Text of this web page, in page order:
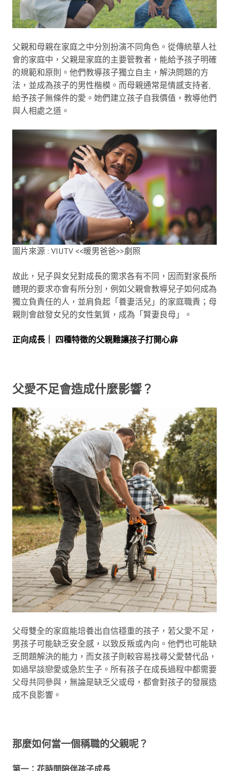
父親和母親在家庭之中分別扮演不同角色。從傳統華人社
會的家庭中，父親是家庭的主要管教者，能給予孩子明確
的規範和原則。他們教導孩子獨立自主，解決問題的方
法，並成為孩子的男性楷模。而母親通常是情感支持者,
給予孩子無條件的愛。她們建立孩子自我價值，教導他們
與人相處之道。
圖片來源 : VIUTV <<暖男爸爸>>劇照
故此，兒子與女兒對成長的需求各有不同，因而對家長所
體現的要求亦會有所分別，例如父親會教導兒子如何成為
獨立負責任的人，並肩負起「養妻活兒」的家庭職責；母
親則會啟發女兒的女性氣質，成為「賢妻良母」。
正向成長｜ 四種特徵的父親難讓孩子打開心扉
父愛不足會造成什麼影響？
父母雙全的家庭能培養出自信穩重的孩子，若父愛不足，
男孩子可能缺乏安全感，以致反叛或內向。他們也可能缺
乏問題解決的能力，而女孩子則較容易找尋父愛替代品，
如過早談戀愛或急於生子。所有孩子在成長過程中都需要
父母共同參與，無論是缺乏父或母，都會對孩子的發展造
成不良影響。
那麼如何當一個稱職的父親呢？
第一：花時間陪伴孩子成長